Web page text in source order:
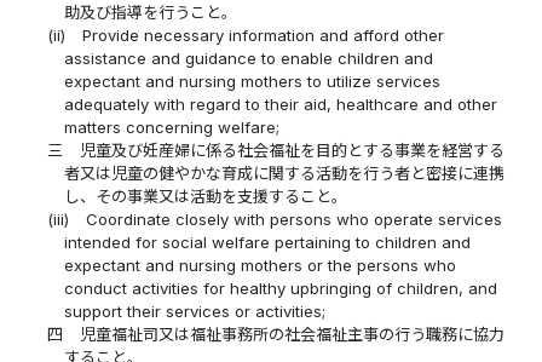
助及び指導を行うこと。
(ii)
Provide necessary information and afford other
assistance and guidance to enable children and
expectant and nursing mothers to utilize services
adequately with regard to their aid, healthcare and other
matters concerning welfare;
三
児童及び妊産婦に係る社会福祉を目的とする事業を経営する
者又は児童の健やかな育成に関する活動を行う者と密接に連携
し、その事業又は活動を支援すること。
(iii)
Coordinate closely with persons who operate services
intended for social welfare pertaining to children and
expectant and nursing mothers or the persons who
conduct activities for healthy upbringing of children, and
support their services or activities;
四
児童福祉司又は福祉事務所の社会福祉主事の行う職務に協力
すること。